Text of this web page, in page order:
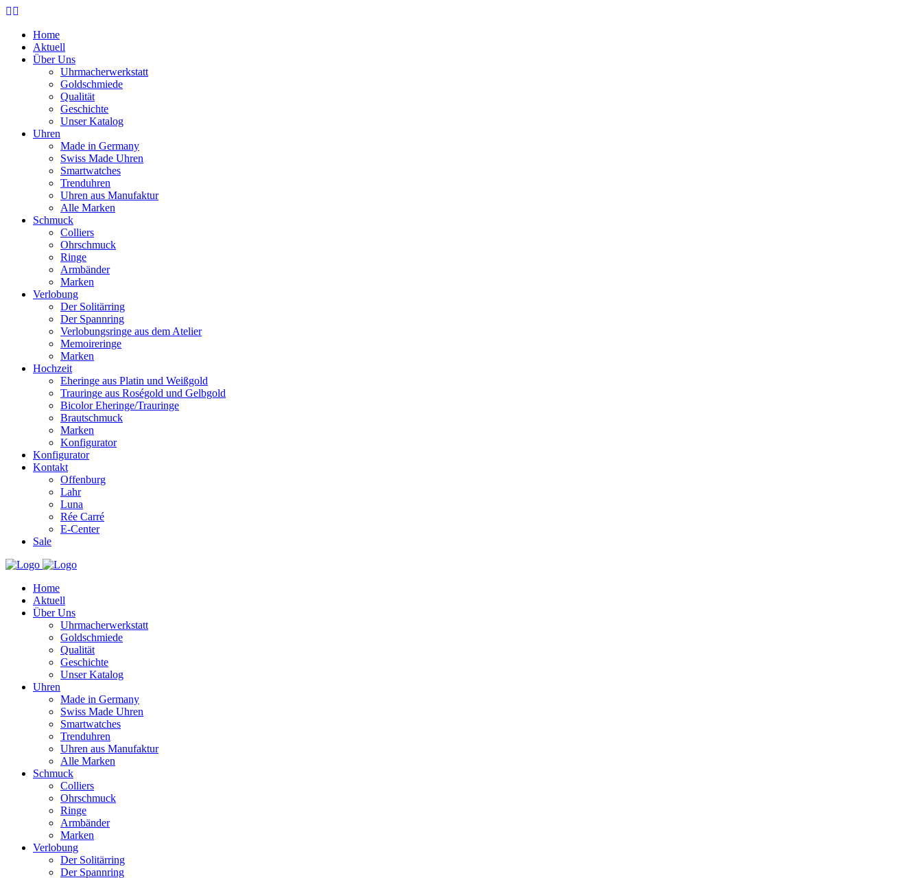
Home
Aktuell
Über Uns
Uhrmacherwerkstatt
Goldschmiede
Qualität
Geschichte
Unser Katalog
Uhren
Made in Germany
Swiss Made Uhren
Smartwatches
Trenduhren
Uhren aus Manufaktur
Alle Marken
Schmuck
Colliers
Ohrschmuck
Ringe
Armbänder
Marken
Verlobung
Der Solitärring
Der Spannring
Verlobungsringe aus dem Atelier
Memoireringe
Marken
Hochzeit
Eheringe aus Platin und Weißgold
Trauringe aus Roségold und Gelbgold
Bicolor Eheringe/Trauringe
Brautschmuck
Marken
Konfigurator
Konfigurator
Kontakt
Offenburg
Lahr
Luna
Rée Carré
E-Center
Sale
Home
Aktuell
Über Uns
Uhrmacherwerkstatt
Goldschmiede
Qualität
Geschichte
Unser Katalog
Uhren
Made in Germany
Swiss Made Uhren
Smartwatches
Trenduhren
Uhren aus Manufaktur
Alle Marken
Schmuck
Colliers
Ohrschmuck
Ringe
Armbänder
Marken
Verlobung
Der Solitärring
Der Spannring